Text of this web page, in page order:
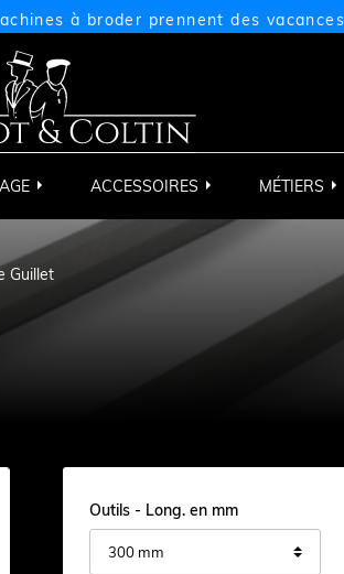
à broder prennent des vacances
ACCESSOIRES MÉTIERS
Guillet
Outils - Long. en mm